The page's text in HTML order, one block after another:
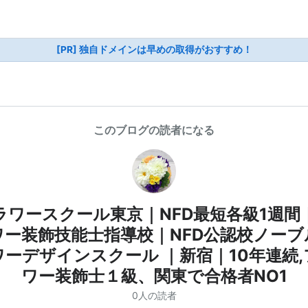
[PR] 独自ドメインは早めの取得がおすすめ！
このブログの読者になる
ワースクール東京｜NFD最短各級1週間
ー装飾技能士指導校｜NFD公認校ノーブ
ーデザインスクール ｜新宿｜10年連続,
ワー装飾士１級、関東で合格者NO1
0人の読者